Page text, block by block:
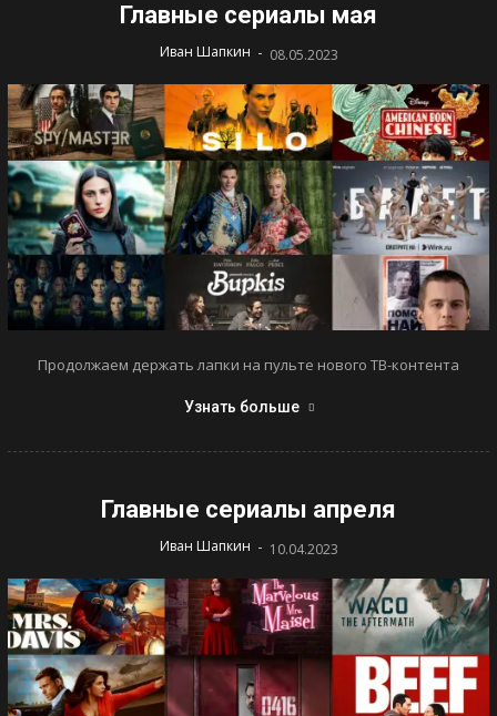
Главные сериалы мая
Иван Шапкин - 08.05.2023
Продолжаем держать лапки на пульте нового ТВ-контента
Узнать больше
Главные сериалы апреля
Иван Шапкин - 10.04.2023